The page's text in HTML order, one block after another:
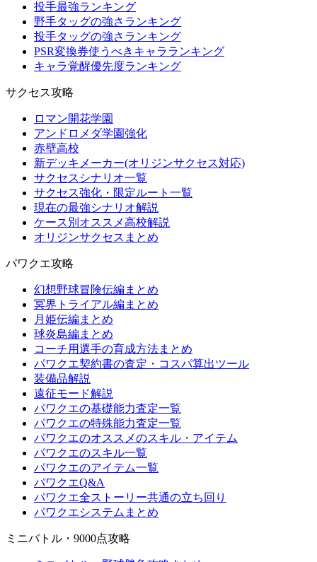
投手最強ランキング
野手タッグの強さランキング
投手タッグの強さランキング
PSR変換券使うべきキャラランキング
キャラ覚醒優先度ランキング
サクセス攻略
ロマン開花学園
アンドロメダ学園強化
赤壁高校
新デッキメーカー(オリジンサクセス対応)
サクセスシナリオ一覧
サクセス強化・限定ルート一覧
現在の最強シナリオ解説
ケース別オススメ高校解説
オリジンサクセスまとめ
パワクエ攻略
幻想野球冒険伝編まとめ
冥界トライアル編まとめ
月姫伝編まとめ
球炎島編まとめ
コーチ用選手の育成方法まとめ
パワクエ契約書の査定・コスパ算出ツール
装備品解説
遠征モード解説
パワクエの基礎能力査定一覧
パワクエの特殊能力査定一覧
パワクエのオススメのスキル・アイテム
パワクエのスキル一覧
パワクエのアイテム一覧
パワクエQ&A
パワクエ全ストーリー共通の立ち回り
パワクエシステムまとめ
ミニバトル・9000点攻略